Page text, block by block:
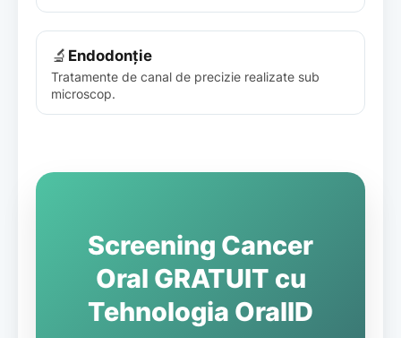
🔬 Endodonție
Tratamente de canal de precizie realizate sub
microscop.
Screening Cancer
Oral GRATUIT cu
Tehnologia OralID